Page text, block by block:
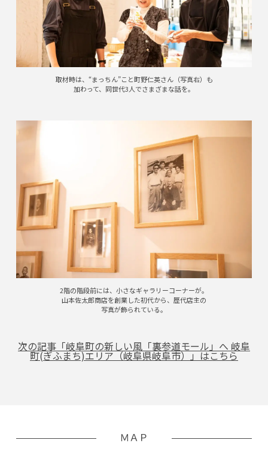
取材時は、“まっちん”こと町野仁英さん（写真右）も
加わって、同世代3人でさまざまな話を。
2階の階段前には、小さなギャラリーコーナーが。
山本佐太郎商店を創業した初代から、歴代店主の
写真が飾られている。
次の記事「岐⾩町の新しい⾵「裏参道モール」へ 岐⾩
町(ぎふまち)エリア（岐⾩県岐⾩市）」はこちら
ＭＡＰ